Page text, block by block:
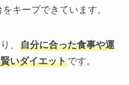
キープできています。
、 自分に合った食事や運
いダイエットです。